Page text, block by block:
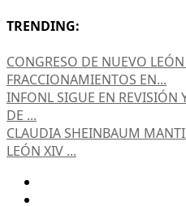
TRENDING:
CONGRESO DE NUEVO
FRACCIONAMIENTOS EN...
INFONL SIGUE EN REVISIÓN
DE ...
CLAUDIA SHEINBAUM
LEÓN XIV ...